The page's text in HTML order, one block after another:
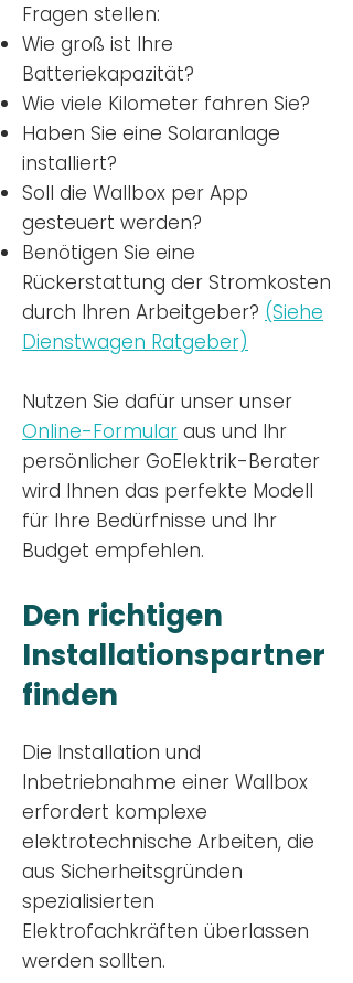
Fragen stellen:
Wie groß ist Ihre
Batteriekapazität?
Wie viele Kilometer fahren Sie?
Haben Sie eine Solaranlage
installiert?
Soll die Wallbox per App
gesteuert werden?
Benötigen Sie eine
Rückerstattung der Stromkosten
durch Ihren Arbeitgeber? (Siehe
Dienstwagen Ratgeber)
Nutzen Sie dafür unser unser
Online-Formular aus und Ihr
persönlicher GoElektrik-Berater
wird Ihnen das perfekte Modell
für Ihre Bedürfnisse und Ihr
Budget empfehlen.
Den richtigen
Installationspartner
finden
Die Installation und
Inbetriebnahme einer Wallbox
erfordert komplexe
elektrotechnische Arbeiten, die
aus Sicherheitsgründen
spezialisierten
Elektrofachkräften überlassen
werden sollten.